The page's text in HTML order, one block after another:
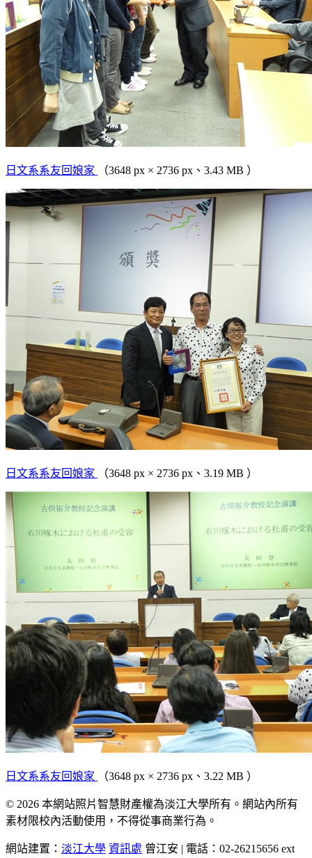
日文系系友回娘家 （3648 px × 2736 px、3.43 MB ）
日文系系友回娘家 （3648 px × 2736 px、3.19 MB ）
日文系系友回娘家 （3648 px × 2736 px、3.22 MB ）
© 2026 本網站照片智慧財產權為淡江大學所有。網站內所有
素材限校內活動使用，不得從事商業行為。
網站建置： 淡江大學 資訊處 曾江安 | 電話：02-26215656 ext